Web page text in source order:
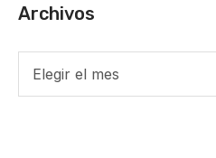
Archivos